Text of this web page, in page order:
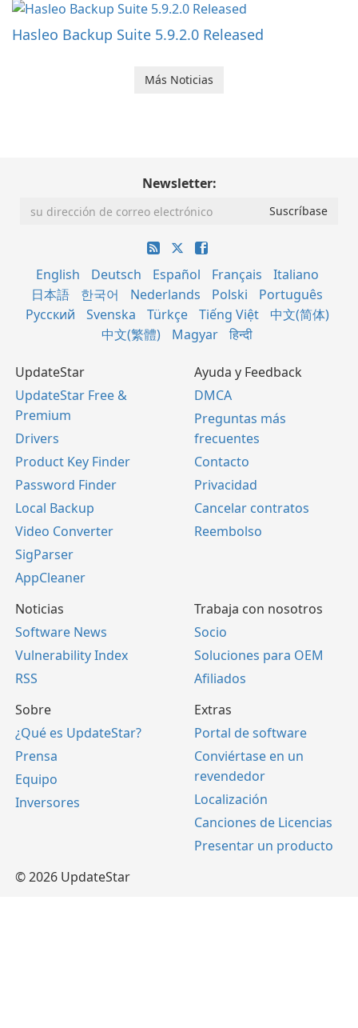
Hasleo Backup Suite 5.9.2.0 Released
Más Noticias
Newsletter:
English Deutsch Español Français
Italiano
日本語
한국어 Nederlands Polski
Português
Русский
Svenska Türkçe Tiếng Việt
中文(简体)
中文(繁體)
Magyar हिन्दी
UpdateStar
UpdateStar Free &
Premium
Drivers
Product Key Finder
Password Finder
Local Backup
Video Converter
SigParser
AppCleaner
Ayuda y Feedback
DMCA
Preguntas más
frecuentes
Contacto
Privacidad
Cancelar contratos
Reembolso
Noticias
Software News
Vulnerability Index
RSS
Trabaja con nosotros
Socio
Soluciones para OEM
Afiliados
Sobre
¿Qué es UpdateStar?
Prensa
Equipo
Inversores
Extras
Portal de software
Conviértase en un
revendedor
Localización
Canciones de Licencias
Presentar un producto
© 2026 UpdateStar